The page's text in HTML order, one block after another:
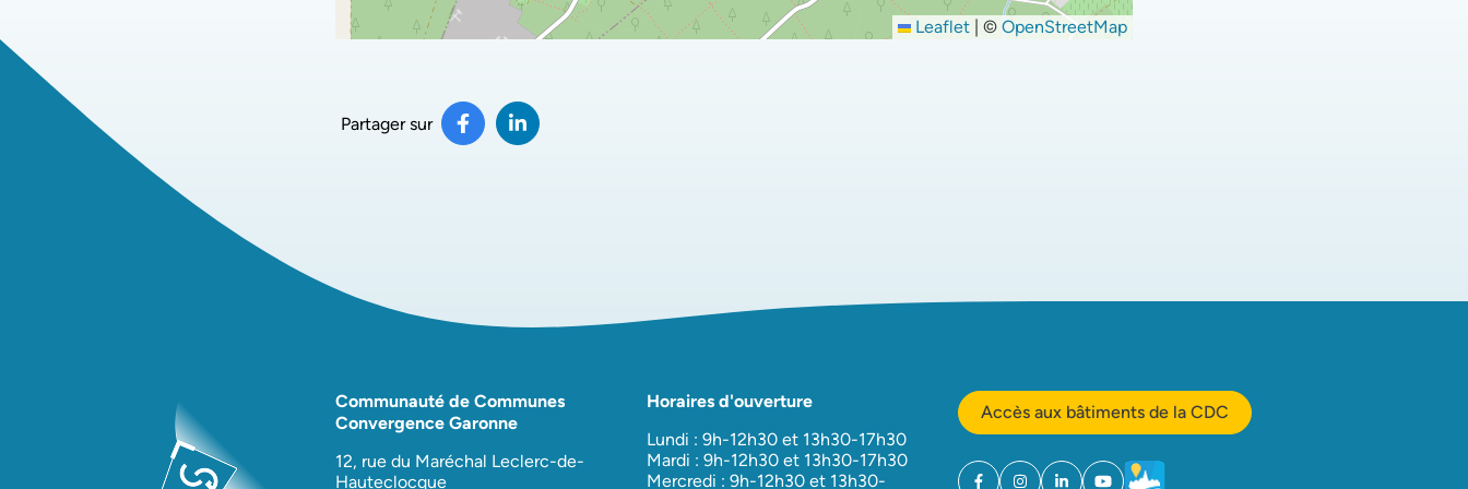
Leaflet | © OpenStreetMap
Partager sur Partager sur Facebook
(ouverture dans un nouvel onglet)
Partager sur LinkedIn
(ouverture dans un nouvel onglet)
Communauté de Communes
Convergence Garonne
12, rue du Maréchal Leclerc-de-
Hauteclocque
Horaires d'ouverture
Lundi : 9h-12h30 et 13h30-17h30
Mardi : 9h-12h30 et 13h30-17h30
Mercredi : 9h-12h30 et 13h30-
Accès aux bâtiments de la CDC